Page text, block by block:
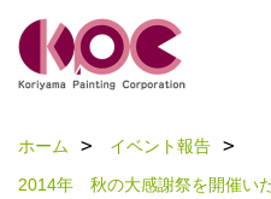
ホーム
イベント報告
2014年 秋の大感謝祭を開催いた